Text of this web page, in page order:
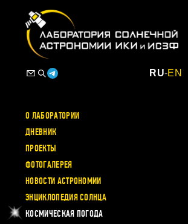
RU-EN
О ЛАБОРАТОРИИ
ДНЕВНИК
ПРОЕКТЫ
ФОТОГАЛЕРЕЯ
НОВОСТИ АСТРОНОМИИ
ЭНЦИКЛОПЕДИЯ СОЛНЦА
КОСМИЧЕСКАЯ ПОГОДА